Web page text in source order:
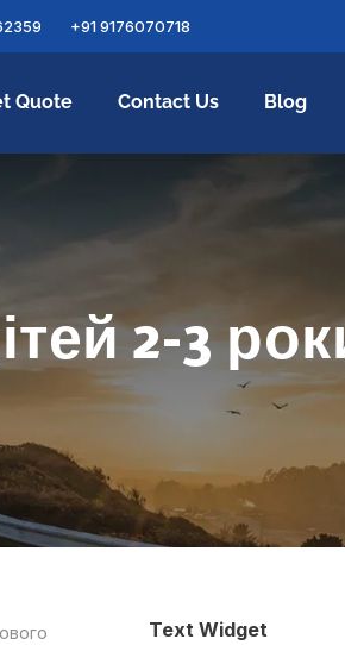
+91 9176070718
Quote Contact Us Blog
2-3
Text Widget